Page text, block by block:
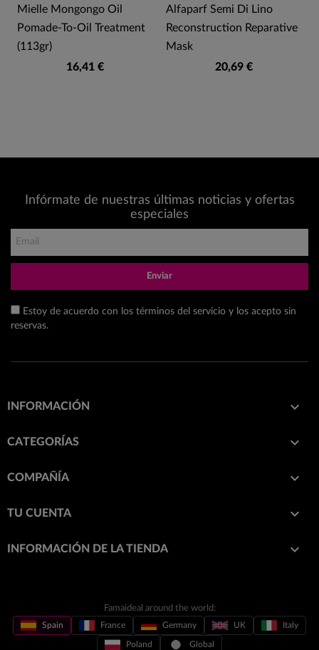
Mielle Mongongo Oil
Pomade-To-Oil Treatment
(113gr)
16,41 €
Alfaparf Semi Di Lino
Reconstruction Reparative
Mask
20,69 €
Infórmate de nuestras últimas noticias y ofertas
especiales
Enviar
Estoy de acuerdo con los términos del servicio y los acepto sin
reservas.
INFORMACIÓN 
CATEGORÍAS 
COMPAÑÍA 
TU CUENTA 
INFORMACIÓN DE LA TIENDA keyboard_arrow_down
Famaideal around the world:
Spain France Germany UK Italy
Poland Global